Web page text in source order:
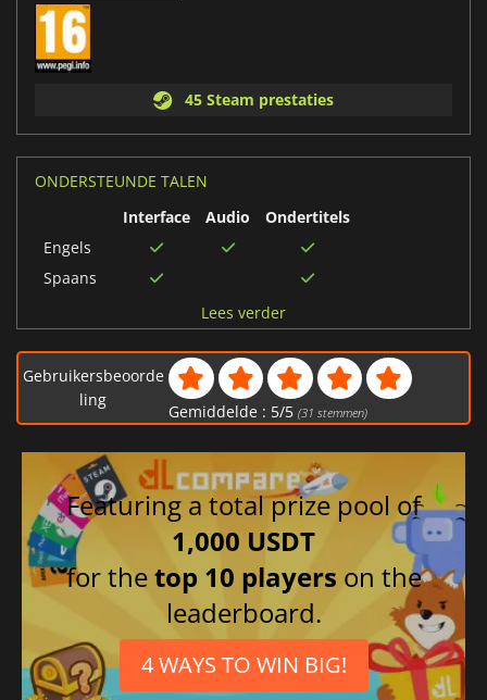
45 Steam prestaties
ONDERSTEUNDE TALEN
Interface
Audio
Ondertitels
Engels
Spaans
Duits
Frans
Italiaans
Lees verder
Gebruikersbeoorde
ling
Gemiddelde : 5/5 (31 stemmen)
Featuring a total prize pool of
1,000 USDT
for thetop 10 players on the
leaderboard.
4 WAYS TO WIN BIG!